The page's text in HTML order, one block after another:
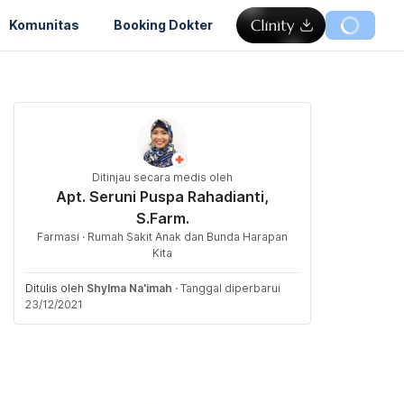
Komunitas Booking Dokter
Ditinjau secara medis oleh
Apt. Seruni Puspa Rahadianti,
S.Farm.
Farmasi · Rumah Sakit Anak dan Bunda Harapan
Kita
Ditulis oleh Shylma Na'imah · Tanggal diperbarui
23/12/2021